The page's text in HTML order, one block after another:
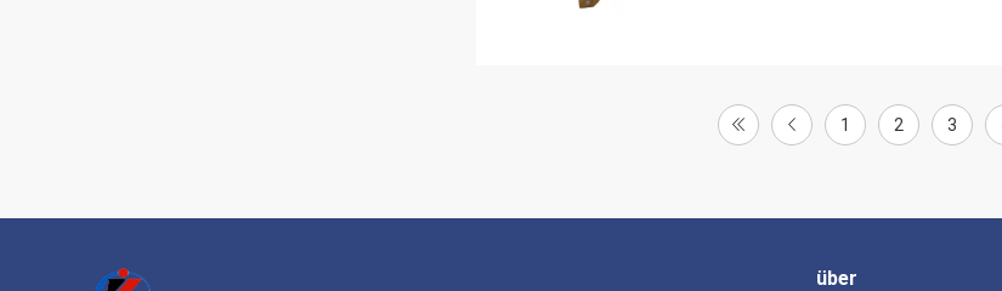
1 2 3
über